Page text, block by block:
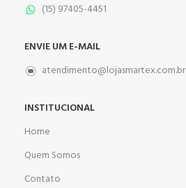
(15) 97405-4451
ENVIE UM E-MAIL
atendimento@lojasmartex.com.br
INSTITUCIONAL
Home
Quem Somos
Contato